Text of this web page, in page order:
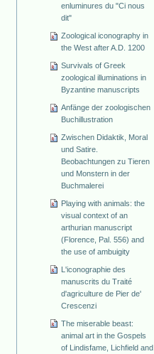
enluminures du "Ci nous
dit"
Zoological iconography in
the West after A.D. 1200
Survivals of Greek
zoological illuminations in
Byzantine manuscripts
Anfänge der zoologischen
Buchillustration
Zwischen Didaktik, Moral
und Satire.
Beobachtungen zu Tieren
und Monstern in der
Buchmalerei
Playing with animals: the
visual context of an
arthurian manuscript
(Florence, Pal. 556) and
the use of ambuigity
L'iconographie des
manuscrits du Traité
d'agriculture de Pier de'
Crescenzi
The miserable beast:
animal art in the Gospels
of Lindisfame, Lichfield and